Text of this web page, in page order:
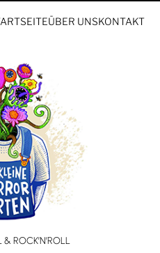
ÜBER UNSKONTAKT
ROCK’N’ROLL